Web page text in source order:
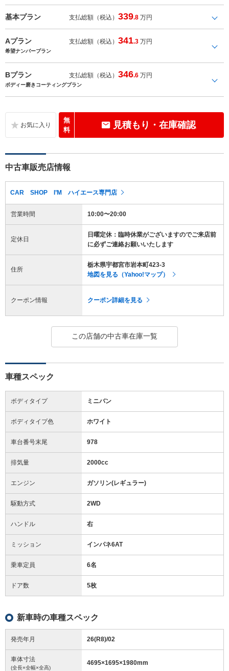
基本プラン 支払総額（税込）339.8 万円
Aプラン 支払総額（税込）341.3 万円
希望ナンバープラン
Bプラン 支払総額（税込）346.6 万円
ボディー磨きコーティングプラン
無
料
見積もり・在庫確認
中古車販売店情報
CAR SHOP I’M ハイエース専門店
営業時間 10:00〜20:00
定休日
日曜定休：臨時休業がございますのでご来店前
に必ずご連絡お願いいたします
住所
栃木県宇都宮市岩本町423-3
地図を見る（Yahoo!マップ）
クーポン情報 クーポン詳細を見る
この店舗の中古車在庫一覧
車種スペック
ボディタイプ ミニバン
ボディタイプ色 ホワイト
車台番号末尾 978
排気量 2000cc
エンジン ガソリン(レギュラー)
駆動方式 2WD
ハンドル 右
ミッション インパネ6AT
乗車定員 6名
ドア数 5枚
新車時の車種スペック
発売年月 26(R8)/02
車体寸法
(全長×全幅×全高)
4695×1695×1980mm